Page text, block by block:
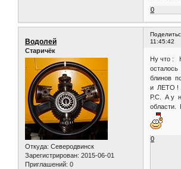
0
11:45:42
Водолей
Старичёк
Откуда: Северодвинск
Зарегистрирован: 2015-06-01
Приглашений: 0
Ну что :
осталось
блинов
и ЛЕТО !
Р.С. А у
области.
0